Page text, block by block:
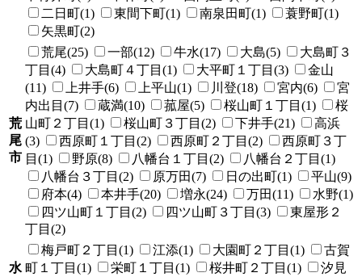
二日町(1)
東間下町(1) 南泉田町(1)
蓑野町(1)
矢黒町(2)
荒
尾
市
荒尾(25) 一部(12) 牛水(17) 大島(5)
大島町３
丁目(4)
大島町４丁目(1) 大平町１丁目(3)
金山
(11)
上井手(6) 上平山(1) 川登(18) 宮内(6)
宮
内出目(7)
蔵満(10) 菰屋(5) 桜山町１丁目(1)
桜
山町２丁目(1)
桜山町３丁目(2) 下井手(21)
高浜
(3)
西原町１丁目(2) 西原町２丁目(2)
西原町３丁
目(1)
野原(8) 八幡台１丁目(2)
八幡台２丁目(1)
八幡台３丁目(2)
原万田(7) 日の出町(1)
平山(9)
府本(4)
本井手(20) 増永(24) 万田(11)
水野(1)
四ツ山町１丁目(2)
四ツ山町３丁目(3)
東屋形２
丁目(2)
水
梅戸町２丁目(1) 江添(1) 大園町２丁目(1)
古賀
町１丁目(1)
栄町１丁目(1) 桜井町２丁目(1)
汐見